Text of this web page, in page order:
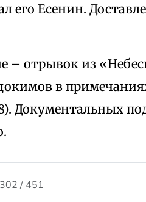
его Есенин.
– отрывок из
в
Документальных
302 / 451